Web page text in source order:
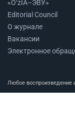
«O‘zIA–ЭВУ»
Editorial Council
О журнале
Вакансии
Электронное
Любое воспроизведение